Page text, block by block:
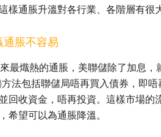
樣通脹升溫對各行業、各階層有很
通脹不容易
最熾熱的通脹，美聯儲除了加息
法包括聯儲局唔再買入債券，即
回收資金，唔再投資。這樣市場的
希望可以為通脹降溫。